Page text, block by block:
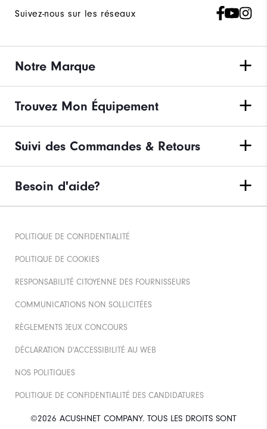
Suivez-nous sur les réseaux
Notre Marque
Trouvez Mon Équipement
Suivi des Commandes & Retours
Besoin d'aide?
©2026 ACUSHNET COMPANY. TOUS LES DROITS SONT
POLITIQUE DE CONFIDENTIALITÉ
POLITIQUE DE COOKIES
RESPONSABILITÉ CITOYENNE DES FOURNISSEURS
COMMUNICATIONS NON SOLLICITÉES
RÈGLEMENTS JEUX CONCOURS
DÉCLARATION D'ACCESSIBILITÉ AU WEB
NOS POLITIQUES
POLITIQUE DE CONFIDENTIALITÉ DES CANDIDATURES